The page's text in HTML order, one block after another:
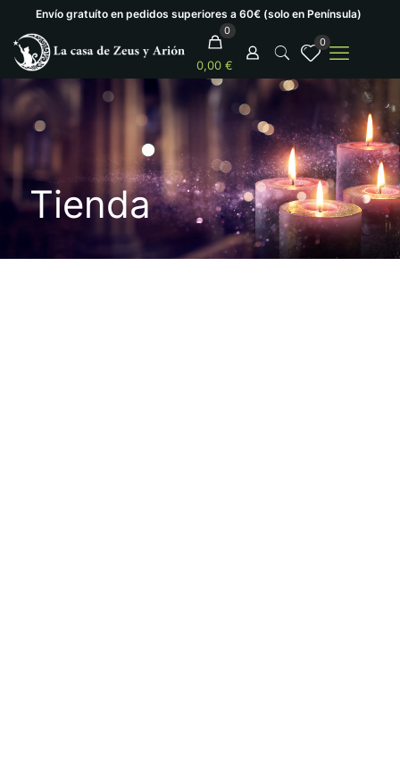
Envío gratuíto en pedidos superiores a 60€ (solo en Península)
0
0,00 €
0
Tienda